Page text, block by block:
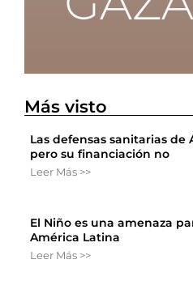
Más visto
Las defensas sanitarias de
pero su financiación no
Leer Más >>
El Niño es una amenaza
América Latina
Leer Más >>